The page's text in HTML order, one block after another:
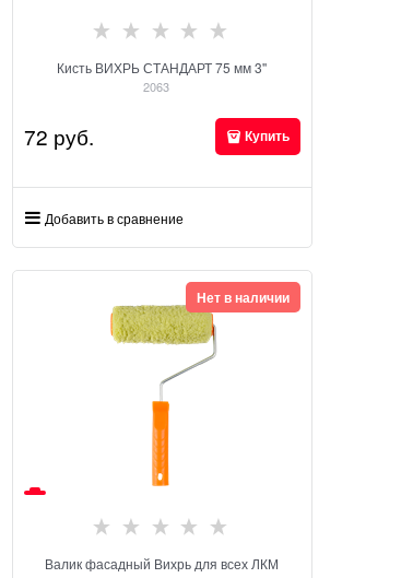
Кисть ВИХРЬ СТАНДАРТ 75 мм 3''
2063
72 руб. Купить
Добавить в сравнение
Валик фасадный Вихрь для всех ЛКМ
Нет в наличии